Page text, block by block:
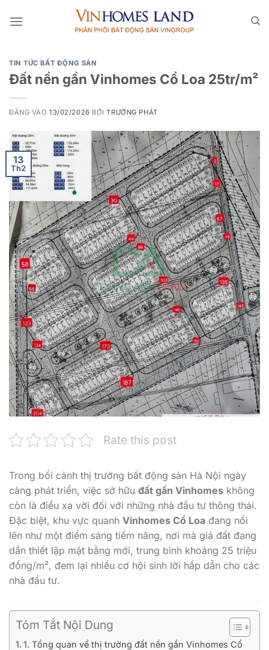
qua
TIN TỨC BẤT ĐỘNG SẢN
Đất nền gần Vinhomes Cổ Loa 25tr/m²
ĐĂNG VÀO13/02/2026 BỞITRƯỜNG PHÁT
13
Th2
Rate this post
Trong bối cảnh thị trường bất động sản Hà Nội ngày
càng phát triển, việc sở hữu đất gần Vinhomes không
còn là điều xa vời đối với những nhà đầu tư thông thái.
Đặc biệt, khu vực quanh Vinhomes Cổ Loa đang nổi
lên như một điểm sáng tiềm năng, nơi mà giá đất đang
dần thiết lập mặt bằng mới, trung bình khoảng 25 triệu
đồng/m², đem lại nhiều cơ hội sinh lời hấp dẫn cho các
nhà đầu tư.
Tóm Tắt Nội Dung
1. Tổng quan về thị trường đất nền gần Vinhomes Cổ